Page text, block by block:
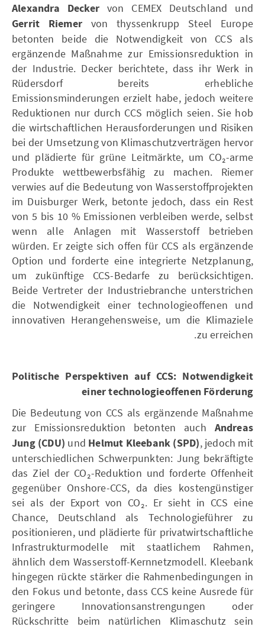
Alexandra Deckervon CEMEX Deutschland und
Gerrit Riemer von thyssenkrupp Steel Europe
betonten beide die Notwendigkeit von CCS als
ergänzende Maßnahme zur Emissionsreduktion in
der Industrie. Decker berichtete, dass ihr Werk in
Rüdersdorf bereits erhebliche
Emissionsminderungen erzielt habe, jedoch weitere
Reduktionen nur durch CCS möglich seien. Sie hob
die wirtschaftlichen Herausforderungen und Risiken
bei der Umsetzung von Klimaschutzverträgen hervor
und plädierte für grüne Leitmärkte, um CO₂-arme
Produkte wettbewerbsfähig zu machen. Riemer
verwies auf die Bedeutung von Wasserstoffprojekten
im Duisburger Werk, betonte jedoch, dass ein Rest
von 5 bis 10 % Emissionen verbleiben werde, selbst
wenn alle Anlagen mit Wasserstoff betrieben
würden. Er zeigte sich offen für CCS als ergänzende
Option und forderte eine integrierte Netzplanung,
um zukünftige CCS-Bedarfe zu berücksichtigen.
Beide Vertreter der Industriebranche unterstrichen
die Notwendigkeit einer technologieoffenen und
innovativen Herangehensweise, um die Klimaziele
zu erreichen.
Politische Perspektiven auf CCS: Notwendigkeit
einer technologieoffenen Förderung
Die Bedeutung von CCS als ergänzende Maßnahme
zur Emissionsreduktion betonten auch Andreas
Jung (CDU) und Helmut Kleebank (SPD), jedoch mit
unterschiedlichen Schwerpunkten: Jung bekräftigte
das Ziel der CO₂-Reduktion und forderte Offenheit
gegenüber Onshore-CCS, da dies kostengünstiger
sei als der Export von CO₂. Er sieht in CCS eine
Chance, Deutschland als Technologieführer zu
positionieren, und plädierte für privatwirtschaftliche
Infrastrukturmodelle mit staatlichem Rahmen,
ähnlich dem Wasserstoff-Kernnetzmodell. Kleebank
hingegen rückte stärker die Rahmenbedingungen in
den Fokus und betonte, dass CCS keine Ausrede für
geringere Innovationsanstrengungen oder
Rückschritte beim natürlichen Klimaschutz sein